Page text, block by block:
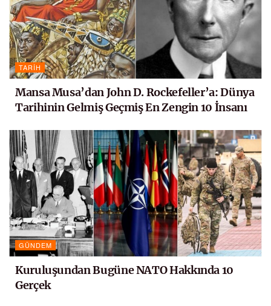
TARIH
Mansa Musa’dan John D. Rockefeller’a: Dünya
Tarihinin Gelmiş Geçmiş En Zengin 10 İnsanı
GÜNDEM
Kuruluşundan Bugüne NATO Hakkında 10
Gerçek